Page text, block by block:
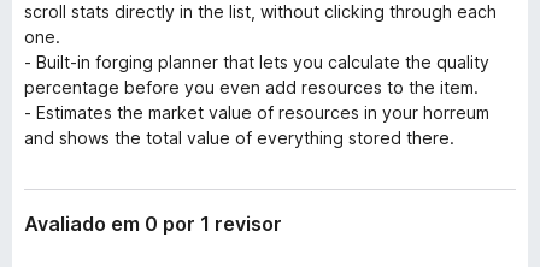
scroll stats directly in the list, without clicking through each
one.
- Built-in forging planner that lets you calculate the quality
percentage before you even add resources to the item.
- Estimates the market value of resources in your horreum
and shows the total value of everything stored there.
Avaliado em 0 por 1 revisor